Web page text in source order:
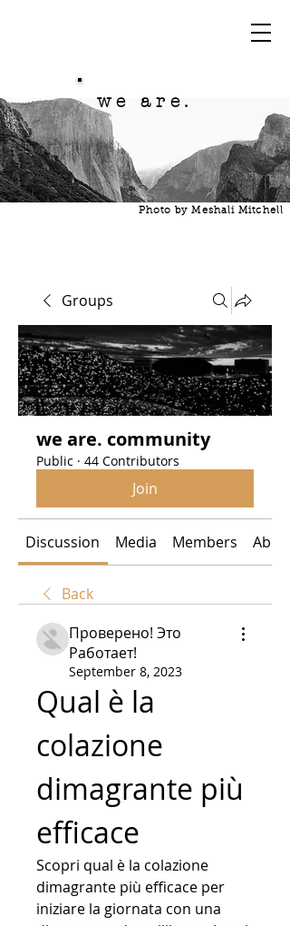
we are.
Photo by Meshali Mitchell
Groups
we are. community
Public · 44 Contributors
Join
Discussion Media Members About
Back
Проверено! Это
Работает!
September 8, 2023
Qual è la
colazione
dimagrante più
efficace
Scopri qual è la colazione
dimagrante più efficace per
iniziare la giornata con una